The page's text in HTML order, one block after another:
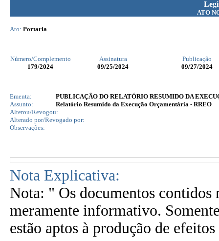
ATO
Ato: Portaria
Número/Complemento Assinatura
Publicação
179/2024 09/25/2024 09/27/2024
Ementa:
PUBLICAÇÃO DO RELATÓRIO RESUMIDO DA
Assunto:
Relatório Resumido da Execução Orçamentária - RREO
Alterou/Revogou:
Alterado por/Revogado por:
Observações:
Nota Explicativa:
Nota: " Os documentos contidos
meramente informativo.
estão aptos à produção de